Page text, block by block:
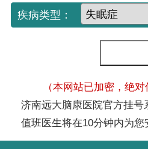
疾病类型：
（本网站已加密，绝
济南远大脑康医院官方挂号
值班医生将在10分钟内为您